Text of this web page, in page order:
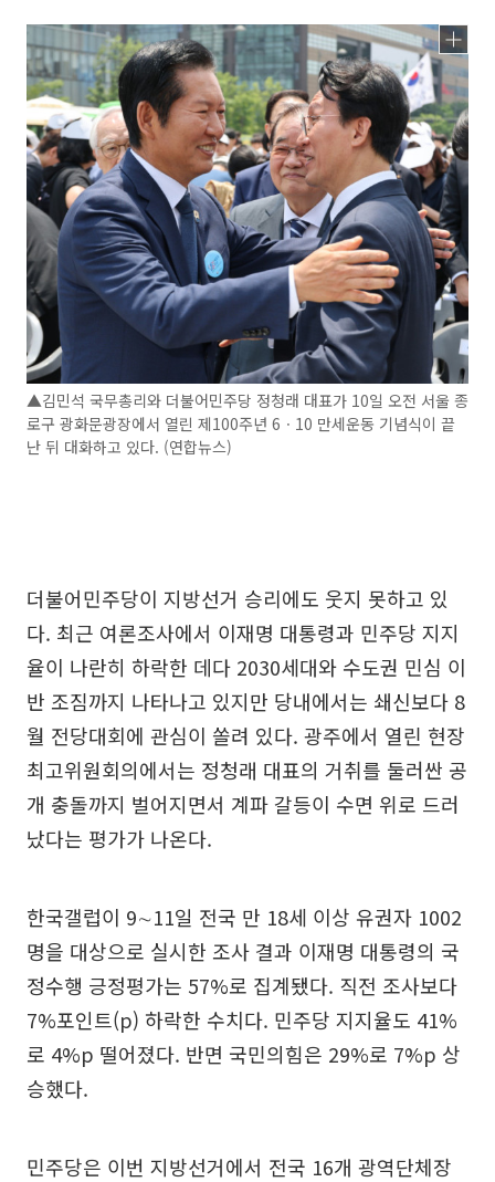
▲김민석 국무총리와 더불어민주당 정청래 대표가 10일 오전 서울 종
로구 광화문광장에서 열린 제100주년 6ㆍ10 만세운동 기념식이 끝
난 뒤 대화하고 있다. (연합뉴스)
더불어민주당이 지방선거 승리에도 웃지 못하고 있
다. 최근 여론조사에서 이재명 대통령과 민주당 지지
율이 나란히 하락한 데다 2030세대와 수도권 민심 이
반 조짐까지 나타나고 있지만 당내에서는 쇄신보다 8
월 전당대회에 관심이 쏠려 있다. 광주에서 열린 현장
최고위원회의에서는 정청래 대표의 거취를 둘러싼 공
개 충돌까지 벌어지면서 계파 갈등이 수면 위로 드러
났다는 평가가 나온다.
한국갤럽이 9∼11일 전국 만 18세 이상 유권자 1002
명을 대상으로 실시한 조사 결과 이재명 대통령의 국
정수행 긍정평가는 57%로 집계됐다. 직전 조사보다
7%포인트(p) 하락한 수치다. 민주당 지지율도 41%
로 4%p 떨어졌다. 반면 국민의힘은 29%로 7%p 상
승했다.
민주당은 이번 지방선거에서 전국 16개 광역단체장